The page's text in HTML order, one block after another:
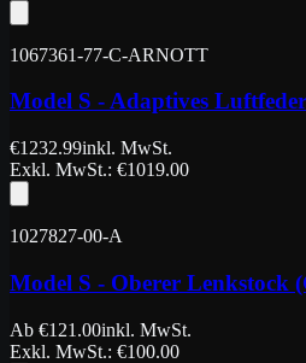
1067361-77-C-ARNOTT
Model S - Adaptives
€1232.99inkl. MwSt.
Exkl. MwSt.: €1019.00
1027827-00-A
Model S - Oberer Lenkstock
Ab €121.00inkl. MwSt.
Exkl. MwSt.: €100.00